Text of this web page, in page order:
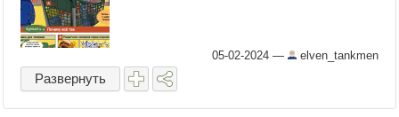
05-02-2024 — elven_tankmen
Развернуть